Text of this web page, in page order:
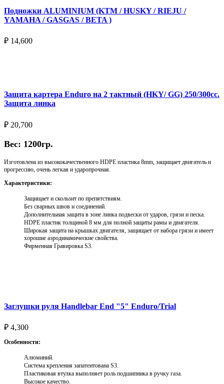
Подножки ALUMINIUM (KTM / HUSKY / RIEJU /
YAMAHA / GASGAS / BETA )
₽ 14,600
Защита картера Enduro на 2 тактный (HKY/ GG) 250/300cc.
Защита линка
₽ 20,700
Вес: 1200гр.
Изготовлена из высококачественного HDPE пластика 8mm, защищает двигатель и
прогрессию, очень легкая и ударопрочная.
Характеристики:
Защищает и скользит по препятствиям.
Без сварных швов и соединений.
Дополнительная защита в зоне линка подвески от ударов, грязи и песка.
HDPE пластик толщиной 8 мм для полной защиты рамы и двигателя.
Широкая защита на крышках двигателя, защищает от набора грязи и имеет
хорошие аэродинамические свойства.
Фирменная Гравировка S3.
Заглушки руля Handlebar End "5" Enduro/Trial
₽ 4,300
Особенности:
Алюминий.
Система крепления запатентована S3.
Пластиковая втулка выполняет роль подшипника в ручку газа.
Высокое качество.